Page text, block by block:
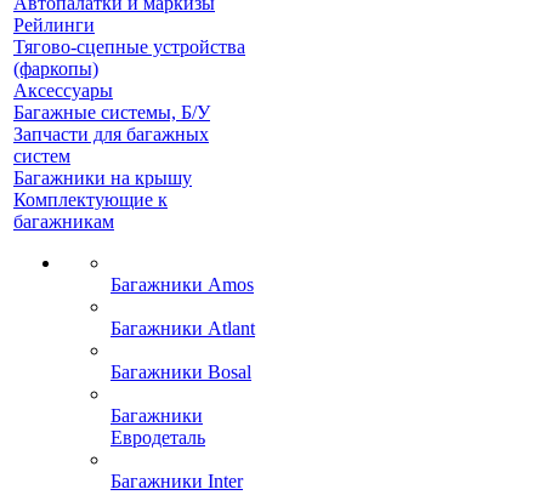
Рейлинги
Тягово-сцепные устройства
(фаркопы)
Аксессуары
Багажные системы, Б/У
Запчасти для багажных
систем
Багажники на крышу
Комплектующие к
багажникам
Багажники Amos
Багажники Atlant
Багажники Bosal
Багажники
Евродеталь
Багажники Inter